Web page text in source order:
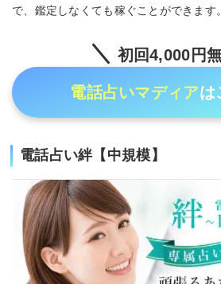
で、鑑定しなくても稼ぐことができます。
初回4,000円
電話占いマディアは
電話占い絆【中規模】